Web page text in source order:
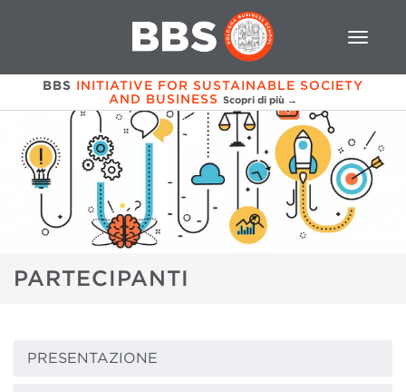
BBS INITIATIVE FOR SUSTAINABLE SOCIETY
AND BUSINESS Scopri di più →
PARTECIPANTI
PRESENTAZIONE